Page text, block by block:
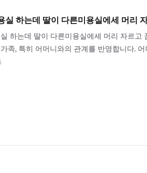
실 하는데 딸이 다른미용실에세 머리
하는데 딸이 다른미용실에세 머리 자르
족, 특히 어머니와의 관계를 반영합니다.
어머니의 존재가 당신에게 안정감을 주고 있